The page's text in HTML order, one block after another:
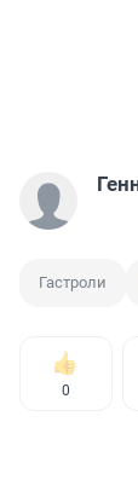
Гастроли
0